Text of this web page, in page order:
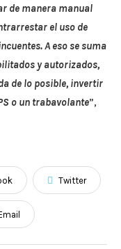
de manera manual
el uso de
A eso se suma
y autorizados,
de lo posible, invertir
o un trabavolante”,
Twitter